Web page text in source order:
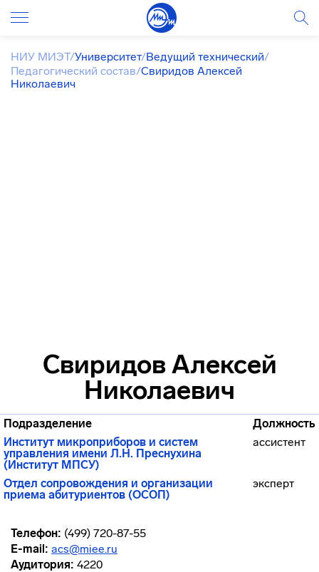
НИУ МИЭТ/Университет/Ведущий технический/
Педагогический состав/Свиридов Алексей
Николаевич
Свиридов Алексей
Николаевич
Подразделение
Должность
Институт микроприборов и систем
управления имени Л.Н. Преснухина
(Институт МПСУ)
ассистент
Отдел сопровождения и организации
приема абитуриентов (ОСОП)
эксперт
Телефон: (499) 720-87-55
E-mail: acs@miee.ru
Аудитория: 4220